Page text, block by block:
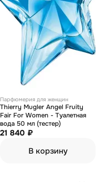
Парфюмерия для женщин
Thierry Mugler Angel Fruity
Fair For Women - Туалетная
вода 50 мл (тестер)
21 840 ₽
В корзину